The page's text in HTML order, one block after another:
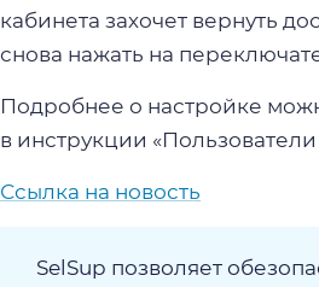
кабинета захочет вернуть
снова нажать на
Подробнее о настройке
в инструкции «Пользователи
Ссылка на новость
SelSup позволяет